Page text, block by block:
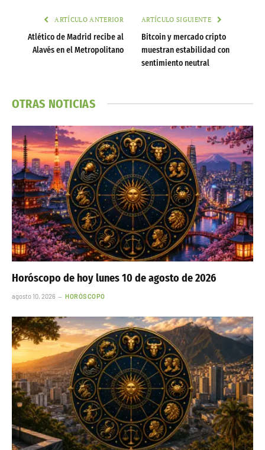
ARTÍCULO ANTERIOR
Atlético de Madrid recibe al
Alavés en el Metropolitano
ARTÍCULO SIGUIENTE
Bitcoin y mercado cripto
muestran estabilidad con
sentimiento neutral
OTRAS NOTICIAS
Horóscopo de hoy lunes 10 de agosto de 2026
agosto 10, 2026 HORÓSCOPO